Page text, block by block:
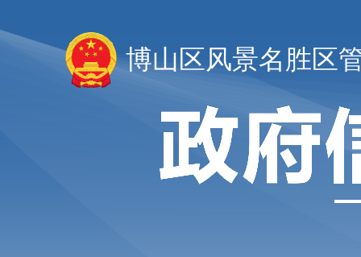
博山区风景名胜区